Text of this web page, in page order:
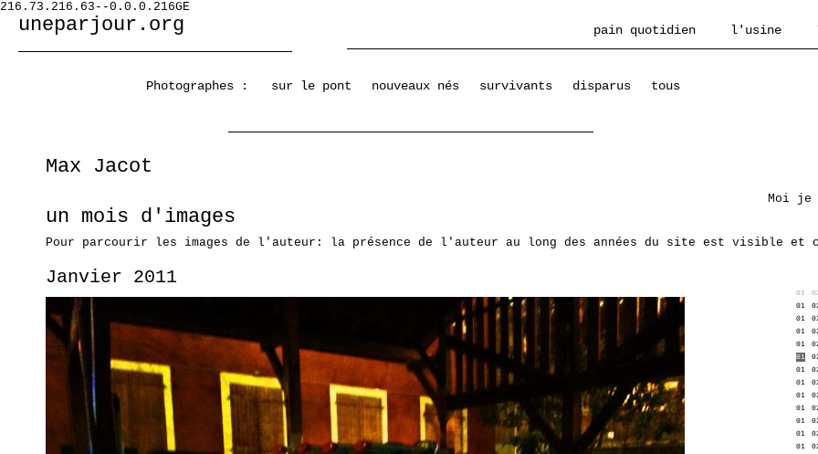
216.73.216.63--0.0.0.216GE
uneparjour.org pain quotidien l'usine
Photographes : sur le pont nouveaux nés survivants disparus tous
Max Jacot
Moi je
un mois d'images
Pour parcourir les images de l'auteur: la présence de l'auteur au long des années du site est visible
01
01
01
01
01
01
01
01
01
01
01
01
01
Janvier 2011